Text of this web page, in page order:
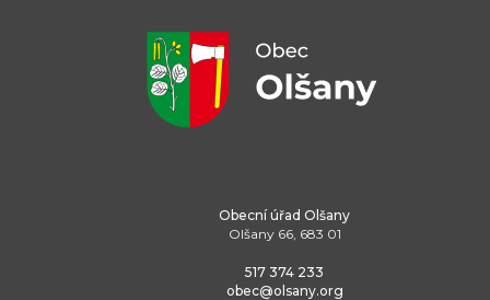
Obecní úřad Olšany
Olšany 66, 683 01
517 374 233
obec@olsany.org